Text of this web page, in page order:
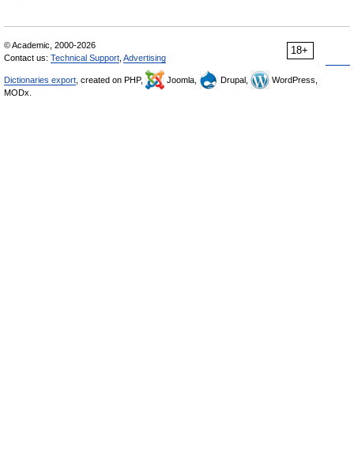
18+
© Academic, 2000-2026
Contact us: Technical Support Advertising
Dictionaries export , created on PHP, Joomla, Drupal,
WordPress,
MODx.